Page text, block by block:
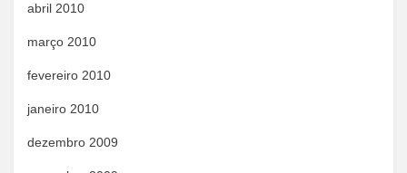
abril 2010
março 2010
fevereiro 2010
janeiro 2010
dezembro 2009